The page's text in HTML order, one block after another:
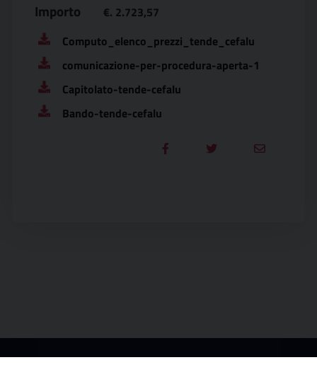
Importo
€. 2.723,57
Computo_elenco_prezzi_tende_cefalu
comunicazione-per-procedura-aperta-1
Capitolato-tende-cefalu
Bando-tende-cefalu